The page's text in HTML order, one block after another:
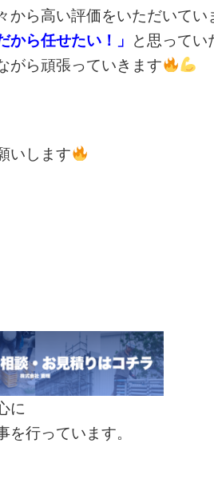
から高い評価をいただいてい
から任せたい！」
と思ってい
がら頑張っていきます
いします
に
を行っています。